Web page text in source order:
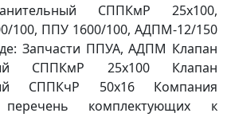
СППКмР 25х100,
100, ППУ 1600/100, АДПМ-12/150
Запчасти ППУА, АДПМ Клапан
СППКмР 25х100 Клапан
СППКчР 50х16 Компания
комплектующих к